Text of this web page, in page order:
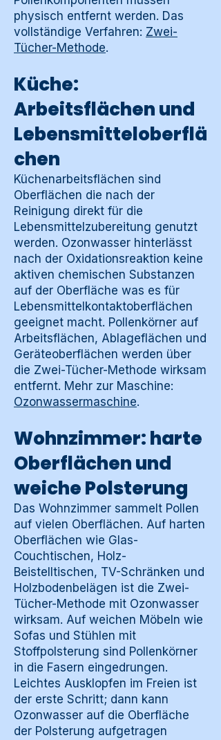
physisch entfernt werden. Das
vollständige Verfahren: Zwei-
Tücher-Methode.
Küche:
Arbeitsflächen und
Lebensmitteloberflä
chen
Küchenarbeitsflächen sind
Oberflächen die nach der
Reinigung direkt für die
Lebensmittelzubereitung genutzt
werden. Ozonwasser hinterlässt
nach der Oxidationsreaktion keine
aktiven chemischen Substanzen
auf der Oberfläche was es für
Lebensmittelkontaktoberflächen
geeignet macht. Pollenkörner auf
Arbeitsflächen, Ablageflächen und
Geräteoberflächen werden über
die Zwei-Tücher-Methode wirksam
entfernt. Mehr zur Maschine:
Ozonwassermaschine.
Wohnzimmer: harte
Oberflächen und
weiche Polsterung
Das Wohnzimmer sammelt Pollen
auf vielen Oberflächen. Auf harten
Oberflächen wie Glas-
Couchtischen, Holz-
Beistelltischen, TV-Schränken und
Holzbodenbelägen ist die Zwei-
Tücher-Methode mit Ozonwasser
wirksam. Auf weichen Möbeln wie
Sofas und Stühlen mit
Stoffpolsterung sind Pollenkörner
in die Fasern eingedrungen.
Leichtes Ausklopfen im Freien ist
der erste Schritt; dann kann
Ozonwasser auf die Oberfläche
der Polsterung aufgetragen